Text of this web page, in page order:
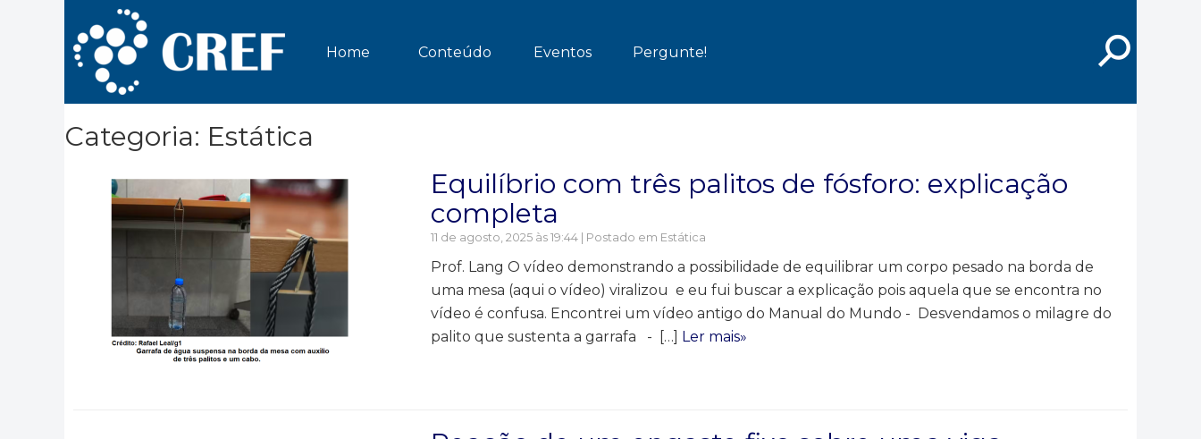
⚲
Home Conteúdo Eventos Pergunte!
Categoria: Estática
Equilíbrio com três palitos de fósforo: explicação
completa
11 de agosto, 2025 às 19:44 | Postado em Estática
Prof. Lang O vídeo demonstrando a possibilidade de equilibrar um corpo pesado na borda de
uma mesa (aqui o vídeo) viralizou e eu fui buscar a explicação pois aquela que se encontra no
vídeo é confusa. Encontrei um vídeo antigo do Manual do Mundo - Desvendamos o milagre do
palito que sustenta a garrafa - […] Ler mais»